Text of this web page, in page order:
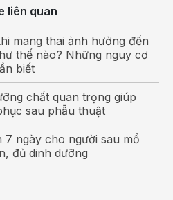
lịch tiêm chủng hoặc tiêm
có thể làm giảm hiệu quả
chóng, hệ miễn dịch
thể để bảo vệ cơ thể trước
trẻ từ 0 đến 12 tuổi
liên quan
mang thai ảnh hưởng đến
thế nào? Những nguy cơ
biết
chất quan trọng giúp
sau phẫu thuật
7 ngày cho người sau mổ
đủ dinh dưỡng